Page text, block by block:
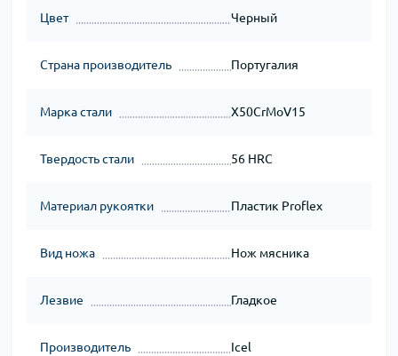
Цвет Черный
Страна производитель Португалия
Марка стали X50CrMoV15
Твердость стали 56 HRC
Материал рукоятки Пластик Proflex
Вид ножа Нож мясника
Лезвие Гладкое
Производитель Icel